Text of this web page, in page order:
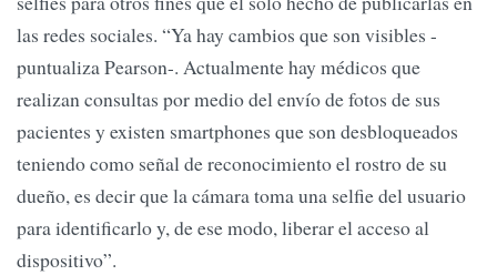
las redes sociales. “Ya hay cambios que son visibles -
puntualiza Pearson-. Actualmente hay médicos que
realizan consultas por medio del envío de fotos de sus
pacientes y existen smartphones que son desbloqueados
teniendo como señal de reconocimiento el rostro de su
dueño, es decir que la cámara toma una selfie del usuario
para identificarlo y, de ese modo, liberar el acceso al
dispositivo”.